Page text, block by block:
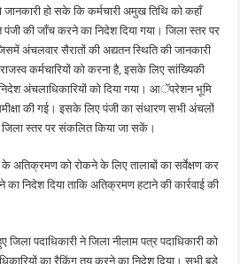
जानकारी हो सके कि कर्मचारी अमुख तिथि को कहाँ
पंजी की जाँच करने का निदेश दिया गया। जिला स्तर पर
अंचलवार सैरातों की अद्यतन स्थिति की जानकारी
कर्मचारियों को करना है, इसके लिए सांख्यिकी
अंचलाधिकारियों को दिया गया। आॅपरेशन भूमि
की गई। इसके लिए पंजी का संधारण सभी अंचलों
जिला स्तर पर संकलित किया जा सकें।
के अतिक्रमण को रोकने के लिए तालाबों का सर्वेक्षण कर
का निदेश दिया ताकि अतिक्रमण हटाने की कार्रवाई की
जिला पदाधिकारी ने जिला नीलाम पत्र पदाधिकारी को
का रैकिंग तय करने का निदेश दिया। सभी बड़े